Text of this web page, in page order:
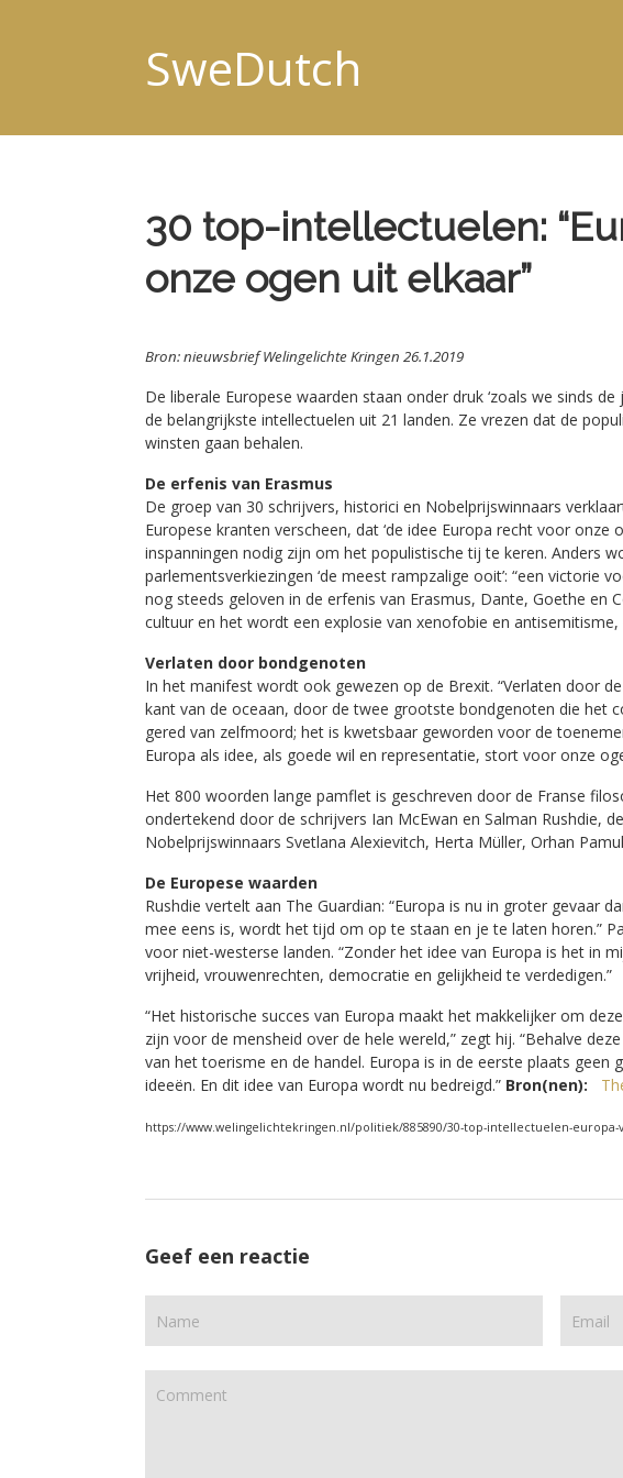
SweDutch
30 top-intellectuelen:
onze ogen uit elkaar”
Bron: nieuwsbrief Welingelichte Kringen 26.1.2019
De liberale Europese waarden staan onder druk ‘zoals we sinds
de belangrijkste intellectuelen uit 21 landen. Ze vrezen dat de
winsten gaan behalen.
De erfenis van Erasmus
De groep van 30 schrijvers, historici en Nobelprijswinnaars
Europese kranten verscheen, dat ‘de idee Europa recht voor onze
inspanningen nodig zijn om het populistische tij te keren. Anders
parlementsverkiezingen ‘de meest rampzalige ooit’: “een victorie
nog steeds geloven in de erfenis van Erasmus, Dante, Goethe en
cultuur en het wordt een explosie van xenofobie en antisemitisme,
Verlaten door bondgenoten
In het manifest wordt ook gewezen op de Brexit. “Verlaten door
kant van de oceaan, door de twee grootste bondgenoten die het
gered van zelfmoord; het is kwetsbaar geworden voor de
Europa als idee, als goede wil en representatie, stort voor onze
Het 800 woorden lange pamflet is geschreven door de Franse
ondertekend door de schrijvers Ian McEwan en Salman Rushdie,
Nobelprijswinnaars Svetlana Alexievitch, Herta Müller, Orhan
De Europese waarden
Rushdie vertelt aan The Guardian: “Europa is nu in groter gevaar
mee eens is, wordt het tijd om op te staan en je te laten horen.”
voor niet-westerse landen. “Zonder het idee van Europa is het in
vrijheid, vrouwenrechten, democratie en gelijkheid te verdedigen.”
“Het historische succes van Europa maakt het makkelijker om
zijn voor de mensheid over de hele wereld,” zegt hij. “Behalve
van het toerisme en de handel. Europa is in de eerste plaats geen
ideeën. En dit idee van Europa wordt nu bedreigd.” Bron(nen):
https://www.welingelichtekringen.nl/politiek/885890/30-top-intellectuelen-
Geef een reactie